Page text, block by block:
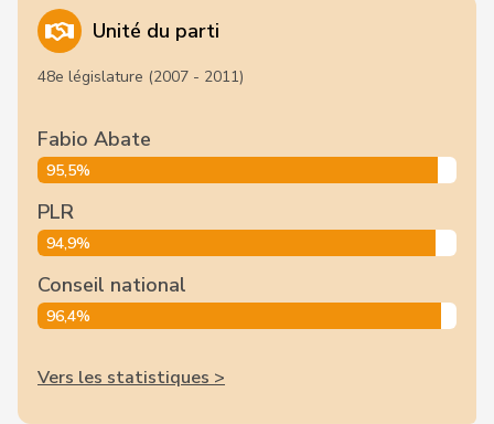
Unité du parti
48e législature (2007 - 2011)
Fabio Abate
95,5%
PLR
94,9%
Conseil national
96,4%
Vers les statistiques >